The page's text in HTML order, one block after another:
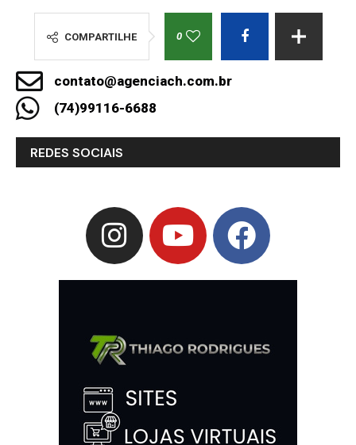
COMPARTILHE 0
contato@agenciach.com.br
(74)99116-6688
REDES SOCIAIS